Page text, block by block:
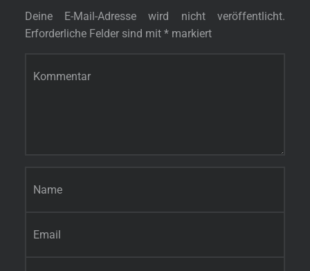
Deine E-Mail-Adresse wird nicht veröffentlicht.
Erforderliche Felder sind mit *markiert